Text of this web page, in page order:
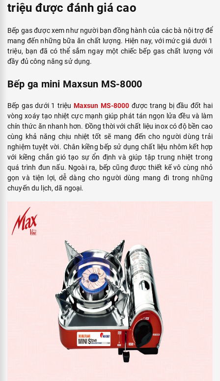
triệu được đánh giá cao
Bếp gas được xem như người bạn đồng hành của các bà nội trợ để
mang đến những bữa ăn chất lượng. Hiện nay, với mức giá dưới 1
triệu, bạn đã có thể sắm ngay một chiếc bếp gas chất lượng với
đầy đủ công năng sử dụng.
Bếp ga mini Maxsun MS-8000
Bếp gas dưới 1 triệu Maxsun MS-8000 được trang bị đầu đốt hai
vòng xoáy tạo nhiệt cực mạnh giúp phát tán ngọn lửa đều và làm
chín thức ăn nhanh hơn. Đồng thời với chất liệu inox có độ bền cao
cùng khả năng chịu nhiệt tốt sẽ mang đến cho người dùng trải
nghiệm tuyệt vời. Chân kiềng bếp sử dụng chất liệu nhôm kết hợp
với kiềng chắn gió tạo sự ổn định và giúp tập trung nhiệt trong
quá trình đun nấu. Ngoài ra, bếp cũng được thiết kế vô cùng nhỏ
gọn và tiện lợi, dễ dàng cho người dùng mang đi trong những
chuyến du lịch, dã ngoại.